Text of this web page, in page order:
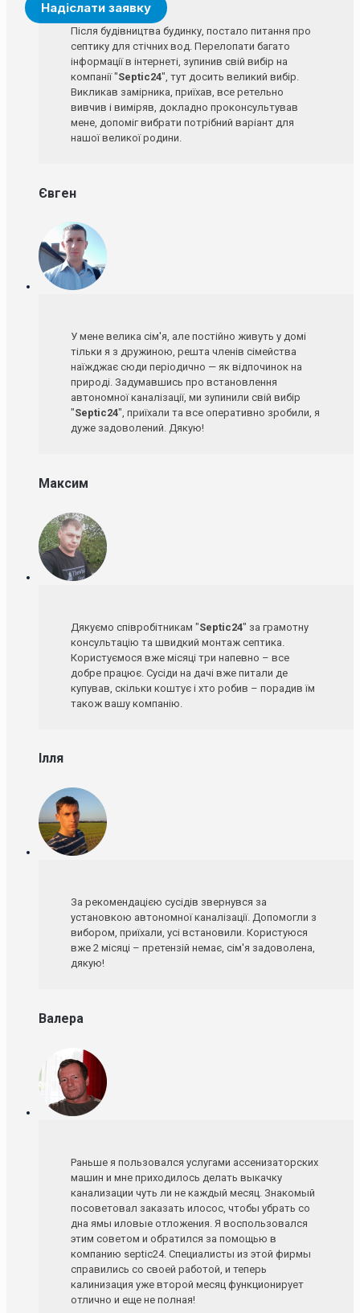
Після будівництва будинку, постало питання про
септику для стічних вод. Перелопати багато
інформації в інтернеті, зупинив свій вибір на
компанії "Septic24", тут досить великий вибір.
Викликав замірника, приїхав, все ретельно
вивчив і виміряв, докладно проконсультував
мене, допоміг вибрати потрібний варіант для
нашої великої родини.
Євген
У мене велика сім'я, але постійно живуть у домі
тільки я з дружиною, решта членів сімейства
наїжджає сюди періодично — як відпочинок на
природі. Задумавшись про встановлення
автономної каналізації, ми зупинили свій вибір
"Septic24", приїхали та все оперативно зробили, я
дуже задоволений. Дякую!
Максим
Дякуємо співробітникам "Septic24" за грамотну
консультацію та швидкий монтаж септика.
Користуємося вже місяці три напевно – все
добре працює. Сусіди на дачі вже питали де
купував, скільки коштує і хто робив – порадив їм
також вашу компанію.
Ілля
За рекомендацією сусідів звернувся за
установкою автономної каналізації. Допомогли з
вибором, приїхали, усі встановили. Користуюся
вже 2 місяці – претензій немає, сім'я задоволена,
дякую!
Валера
Раньше я пользовался услугами ассенизаторских
машин и мне приходилось делать выкачку
канализации чуть ли не каждый месяц. Знакомый
посоветовал заказать илосос, чтобы убрать со
дна ямы иловые отложения. Я воспользовался
этим советом и обратился за помощью в
компанию septic24. Специалисты из этой фирмы
справились со своей работой, и теперь
калинизация уже второй месяц функционирует
отлично и еще не полная!